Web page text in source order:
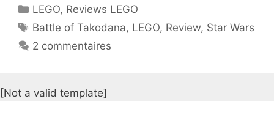
Catégories
LEGO, Reviews LEGO
Étiquettes
Battle of Takodana, LEGO, Review, Star Wars
2 commentaires
[Not a valid template]